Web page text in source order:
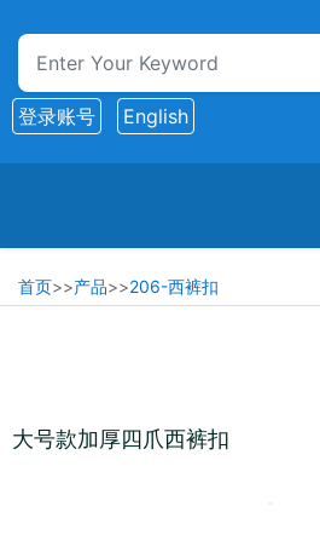
登录账号 English
首页>>产品>>206-西裤扣
大号款加厚四爪西裤扣